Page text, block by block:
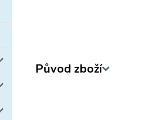
Původ zboží